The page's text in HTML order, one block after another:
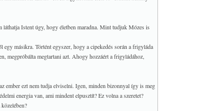
Istent úgy, hogy életben maradna. Mint tudjuk Mózes is
másikra. Történt egyszer, hogy a cipekedés során a frigyláda
megpróbálta megtartani azt. Ahogy hozzáért a frigyládához,
ember ezt nem tudja elviselni. Igen, minden bizonnyal így is meg
energia van, ami mindent elpusztít? Ez volna a szeretet?